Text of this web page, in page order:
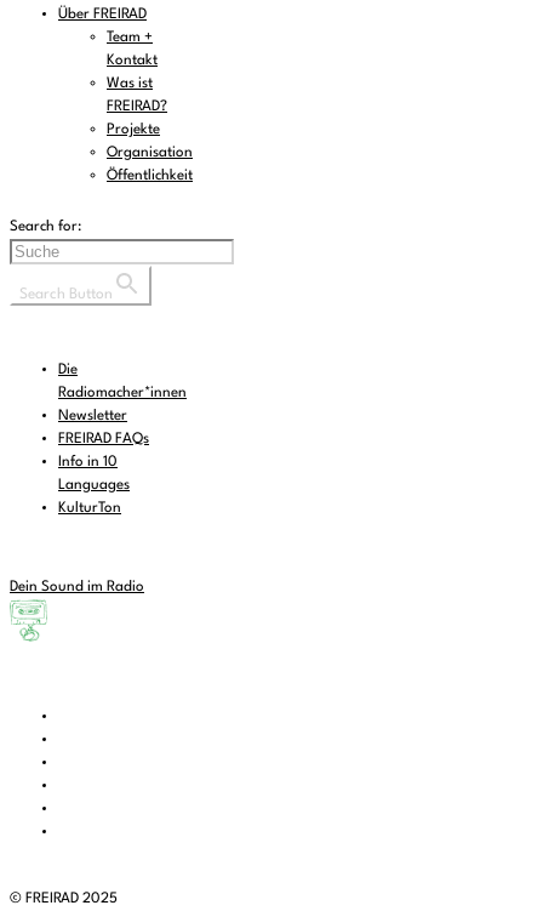
Über FREIRAD
Team +
Kontakt
Was ist
FREIRAD?
Projekte
Organisation
Öffentlichkeit
Search for:
Search Button
Die
Radiomacher*innen
Newsletter
FREIRAD FAQs
Info in 10
Languages
KulturTon
Dein Sound im Radio
© FREIRAD 2025